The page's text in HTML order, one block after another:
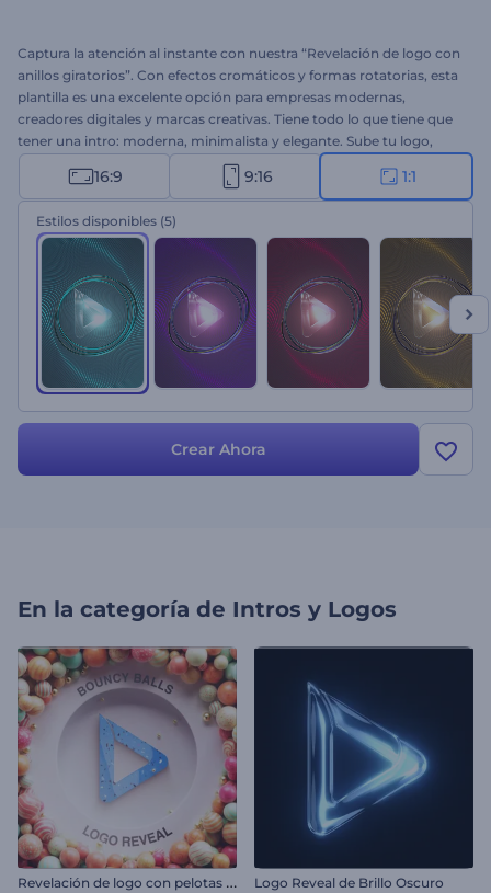
Captura la atención al instante con nuestra “Revelación de logo con
anillos giratorios”. Con efectos cromáticos y formas rotatorias, esta
plantilla es una excelente opción para empresas modernas,
creadores digitales y marcas creativas. Tiene todo lo que tiene que
tener una intro: moderna, minimalista y elegante. Sube tu logo,
escribe tu eslogan y deja que la animación haga el resto. ¡Pruébalo
ahora y consigue una intro de calidad profesional en segundos!
16:9 9:16 1:1
Estilos disponibles (5)
Crear Ahora
En la categoría de Intros y Logos
R
evelación de logo con pelotas en movimiento Logo Reveal de Brillo Oscuro